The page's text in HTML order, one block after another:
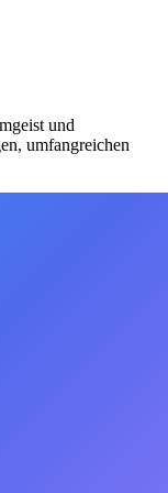
und
umfangreichen